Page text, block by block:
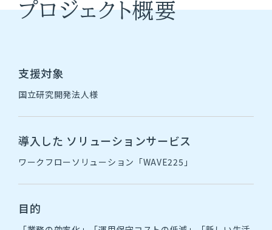
働く環境を知る
キャリアプラン
社内制度
採用情報
プロジェクト概要
支援対象
国立研究開発法人様
導入した ソリューションサービス
ワークフローソリューション「WAVE225」
目的